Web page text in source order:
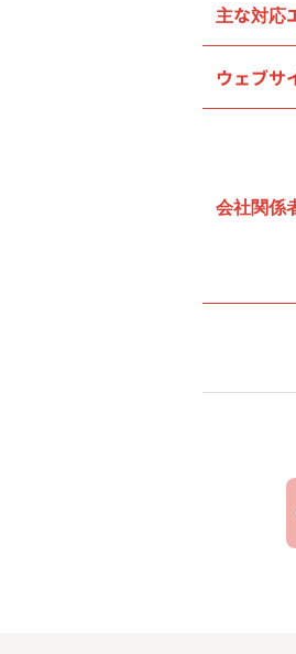
主な対応
ウェブサ
会社関係